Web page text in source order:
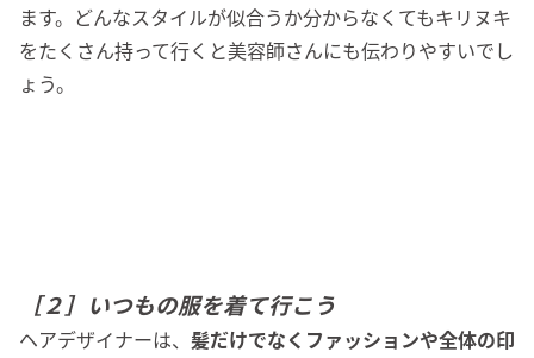
ます。どんなスタイルが似合うか分からなくてもキリヌキ
をたくさん持って行くと美容師さんにも伝わりやすいでし
ょう。
［２］いつもの服を着て行こう
ヘアデザイナーは、 髪だけでなくファッションや全体の印